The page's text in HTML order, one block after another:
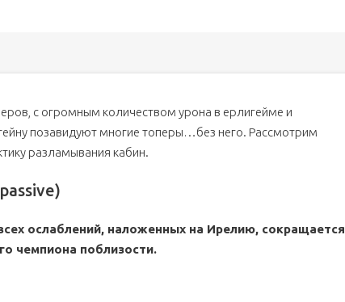
с огромным количеством урона в ерлигейме и
позавидуют многие топеры…без него. Рассмотрим
разламывания кабин.
ослаблений, наложенных на Ирелию, сокращается
чемпиона поблизости.